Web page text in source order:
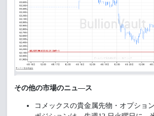
その他の市場のニュ―ス
コメックスの貴金属先物・オプショ